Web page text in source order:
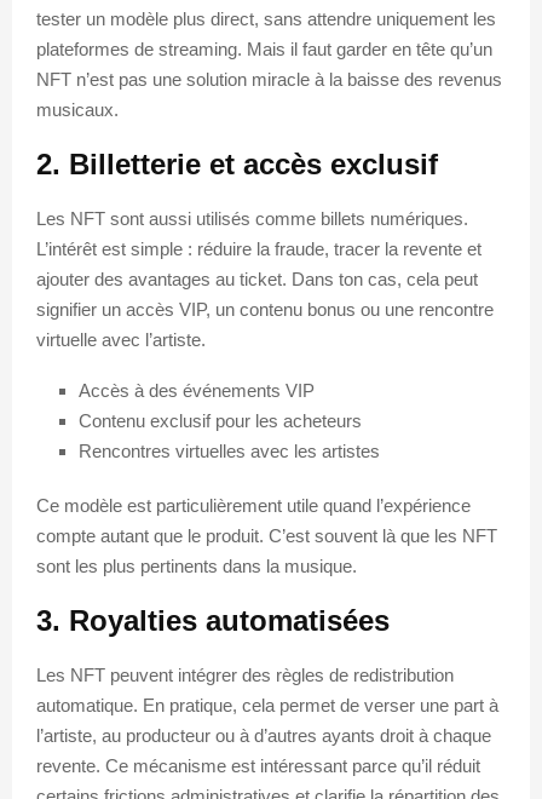
tester un modèle plus direct, sans attendre uniquement les
plateformes de streaming. Mais il faut garder en tête qu’un
NFT n’est pas une solution miracle à la baisse des revenus
musicaux.
2. Billetterie et accès exclusif
Les NFT sont aussi utilisés comme billets numériques.
L’intérêt est simple : réduire la fraude, tracer la revente et
ajouter des avantages au ticket. Dans ton cas, cela peut
signifier un accès VIP, un contenu bonus ou une rencontre
virtuelle avec l’artiste.
Accès à des événements VIP
Contenu exclusif pour les acheteurs
Rencontres virtuelles avec les artistes
Ce modèle est particulièrement utile quand l’expérience
compte autant que le produit. C’est souvent là que les NFT
sont les plus pertinents dans la musique.
3. Royalties automatisées
Les NFT peuvent intégrer des règles de redistribution
automatique. En pratique, cela permet de verser une part à
l’artiste, au producteur ou à d’autres ayants droit à chaque
revente. Ce mécanisme est intéressant parce qu’il réduit